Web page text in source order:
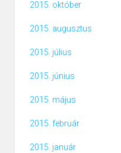
2015. október
2015. augusztus
2015. július
2015. június
2015. május
2015. február
2015. január